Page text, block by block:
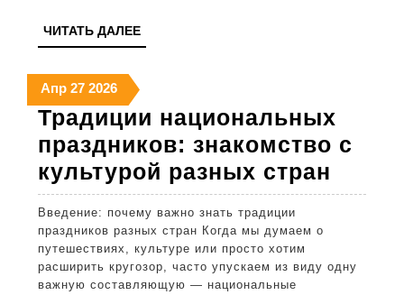
ЧИТАТЬ ДАЛЕЕЧИТАТЬ
ДАЛЕЕ
Апр27
апреля
2026
2727
апреля
2026
202627
апреля
2026
Традиции национальных
праздников: знакомство с
культурой разных стран
с
Введение: почему важно знать традиции
праздников разных стран Когда мы думаем о
путешествиях, культуре или просто хотим
расширить кругозор, часто упускаем из виду одну
важную составляющую — национальные